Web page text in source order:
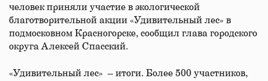
человек приняли участие в экологической
благотворительной акции «Удивительный лес» в
подмосковном Красногорске, сообщил глава городского
округа Алексей Спасский.
«Удивительный лес» – итоги. Более 500 участников,